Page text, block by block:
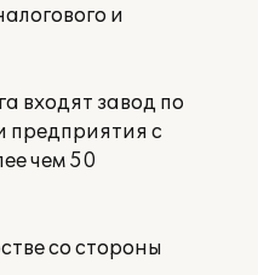
и
входят завод по
предприятия с
чем 50
со стороны